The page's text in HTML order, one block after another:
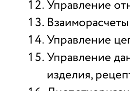
Управление
Управление
Управление
изделия,